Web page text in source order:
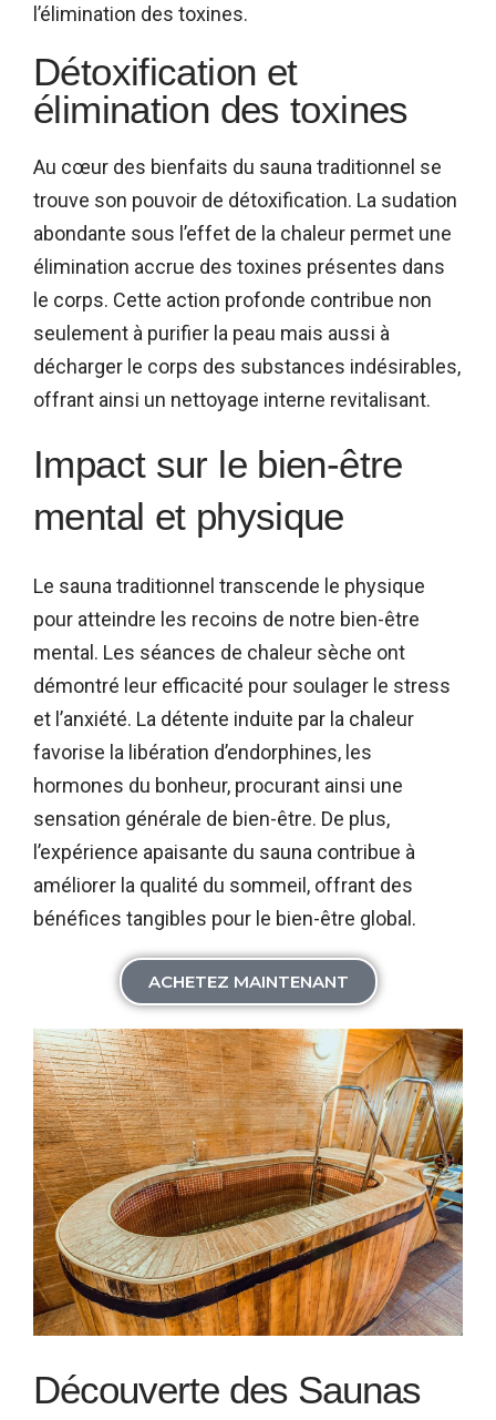
l’élimination des toxines.
Détoxification et
élimination des toxines
Au cœur des bienfaits du sauna traditionnel se
trouve son pouvoir de détoxification. La sudation
abondante sous l’effet de la chaleur permet une
élimination accrue des toxines présentes dans
le corps. Cette action profonde contribue non
seulement à purifier la peau mais aussi à
décharger le corps des substances indésirables,
offrant ainsi un nettoyage interne revitalisant.
Impact sur le bien-être
mental et physique
Le sauna traditionnel transcende le physique
pour atteindre les recoins de notre bien-être
mental. Les séances de chaleur sèche ont
démontré leur efficacité pour soulager le stress
et l’anxiété. La détente induite par la chaleur
favorise la libération d’endorphines, les
hormones du bonheur, procurant ainsi une
sensation générale de bien-être. De plus,
l’expérience apaisante du sauna contribue à
améliorer la qualité du sommeil, offrant des
bénéfices tangibles pour le bien-être global.
ACHETEZ MAINTENANT
Découverte des Saunas